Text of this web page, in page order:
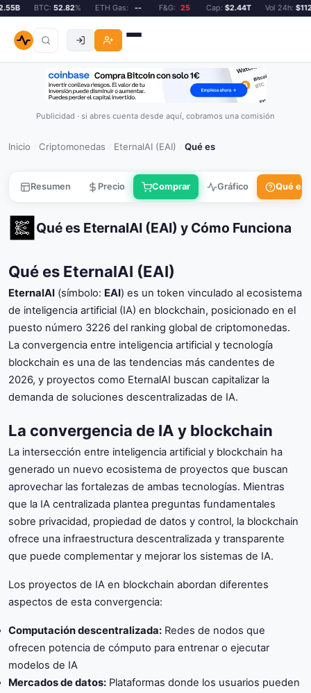
BTC:52.82% ETH Gas: -- F&G: 25 Cap:$2.44T Vol 24h:
Publicidad · si abres cuenta desde aquí, cobramos una comisión
Inicio Criptomonedas EternalAI (EAI) Qué es
Resumen Precio Comprar Gráfico Qué es
Qué es EternalAI (EAI) y Cómo Funciona
Qué es EternalAI (EAI)
EternalAI (símbolo: EAI) es un token vinculado al ecosistema
de inteligencia artificial (IA) en blockchain, posicionado en el
puesto número 3226 del ranking global de criptomonedas.
La convergencia entre inteligencia artificial y tecnología
blockchain es una de las tendencias más candentes de
2026, y proyectos como EternalAI buscan capitalizar la
demanda de soluciones descentralizadas de IA.
La convergencia de IA y blockchain
La intersección entre inteligencia artificial y blockchain ha
generado un nuevo ecosistema de proyectos que buscan
aprovechar las fortalezas de ambas tecnologías. Mientras
que la IA centralizada plantea preguntas fundamentales
sobre privacidad, propiedad de datos y control, la blockchain
ofrece una infraestructura descentralizada y transparente
que puede complementar y mejorar los sistemas de IA.
Los proyectos de IA en blockchain abordan diferentes
aspectos de esta convergencia:
Computación descentralizada: Redes de nodos que
ofrecen potencia de cómputo para entrenar o ejecutar
modelos de IA
Mercados de datos: Plataformas donde los usuarios pueden